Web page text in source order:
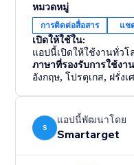
replies getting lost in
hundreds of emails.
Facebook Contact
mobile devices
หมวดหมู่
การติดต่อสื่อสาร แช
เปิดให้ใช้ใน:
แอปนี้เปิดให้ใช้งานทั่วโ
ภาษาที่รองรับการใช้งา
อังกฤษ,โปรตุเกส, ฝรั่งเ
S
แอปนี้พัฒนาโดย
Smartarget